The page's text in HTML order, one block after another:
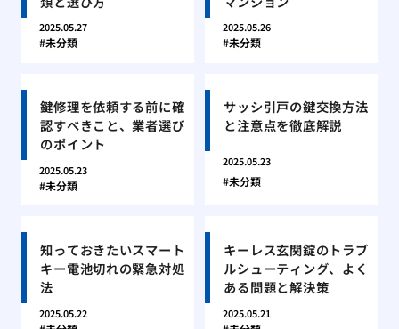
2025.05.27
未分類
2025.05.26
未分類
鍵修理を依頼する前に確
認すべきこと、業者選び
のポイント
2025.05.23
未分類
サッシ引戸の鍵交換方法
と注意点を徹底解説
2025.05.23
未分類
知っておきたいスマート
キー電池切れの緊急対処
法
2025.05.22
キーレス玄関錠のトラブ
ルシューティング、よく
ある問題と解決策
2025.05.21